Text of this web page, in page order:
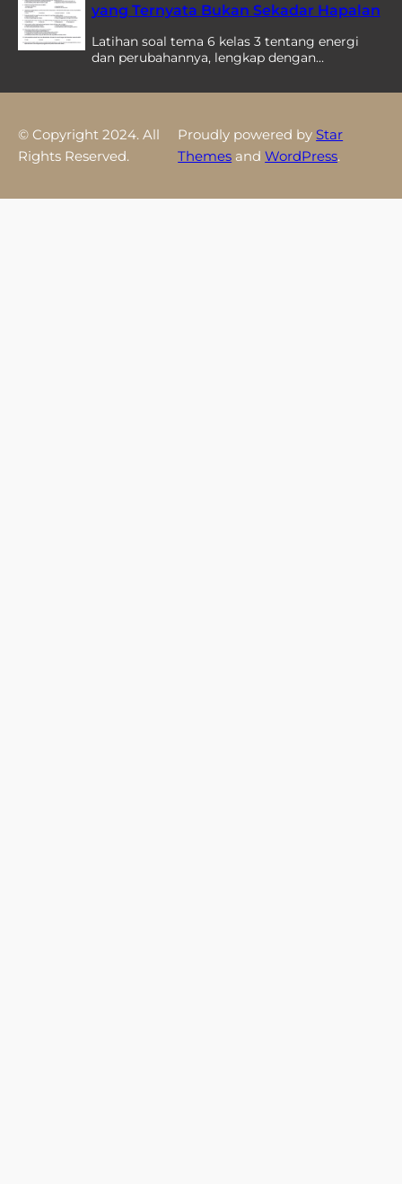
yang Ternyata Bukan Sekadar Hapalan
Latihan soal tema 6 kelas 3 tentang energi
dan perubahannya, lengkap dengan…
© Copyright 2024. All
Rights Reserved.
Proudly powered by Star
Themes andWordPress.